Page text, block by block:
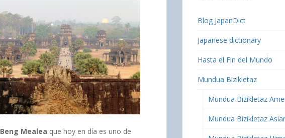
Beng Mealea que hoy en día es uno de
Blog JapanDict
Japanese dictionary
Hasta el Fin del Mundo
Mundua Bizikletaz
Mundua Bizikletaz
Mundua Bizikletaz